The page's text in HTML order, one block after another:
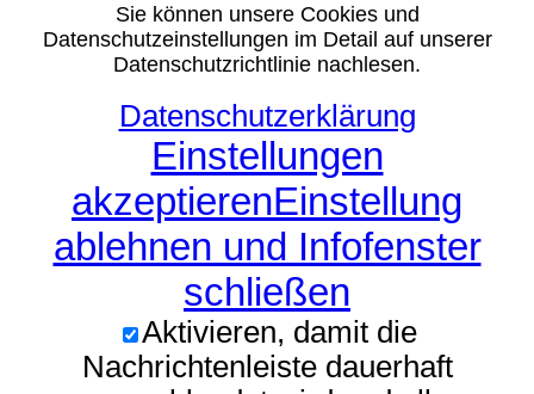
Sie können unsere Cookies und
Datenschutzeinstellungen im Detail auf unserer
Datenschutzrichtlinie nachlesen.
Datenschutzerklärung
Einstellungen
akzeptierenEinstellung
ablehnen und Infofenster
schließen
Aktivieren, damit die
Nachrichtenleiste dauerhaft